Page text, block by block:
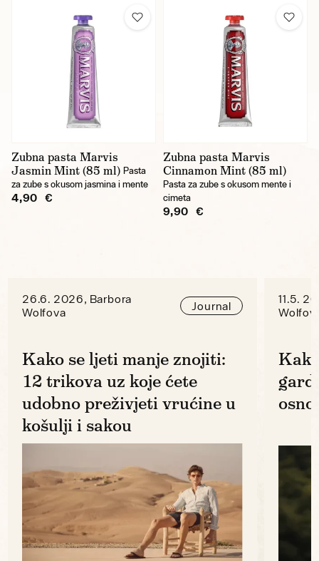
Zubna pasta Marvis
Jasmin Mint (85 ml) Pasta
za zube s okusom jasmina i mente
4,90 €
Zubna pasta Marvis
Cinnamon Mint (85 ml)
Pasta za zube s okusom mente i
cimeta
9,90 €
26.6. 2026, Barbora
Wolfova
Journal
Kako se ljeti manje znojiti:
12 trikova uz koje ćete
udobno preživjeti vrućine u
košulji i sakou
11.5.